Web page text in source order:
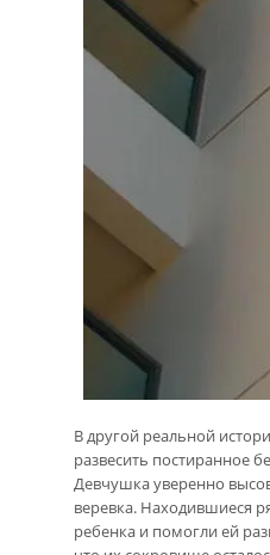
В другой реальной
развесить постиранное
Девчушка уверенно
веревка. Находившиеся
ребенка и помогли ей